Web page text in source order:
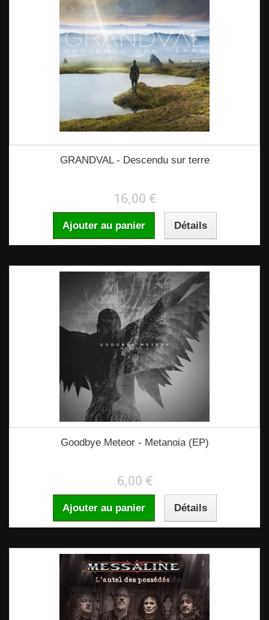
GRANDVAL - Descendu sur terre
16,00 €
Ajouter au panier Détails
Goodbye Meteor - Metanoia (EP)
6,00 €
Ajouter au panier Détails